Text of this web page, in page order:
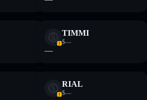
TIMMI
$—
—
RIAL
$—